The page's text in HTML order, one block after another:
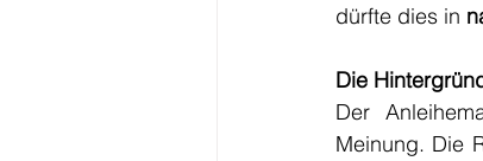
dürfte dies in
Die
Der
Meinung. Die